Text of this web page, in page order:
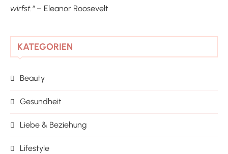
wirfst.“ – Eleanor Roosevelt
KATEGORIEN
Beauty
Gesundheit
Liebe & Beziehung
Lifestyle